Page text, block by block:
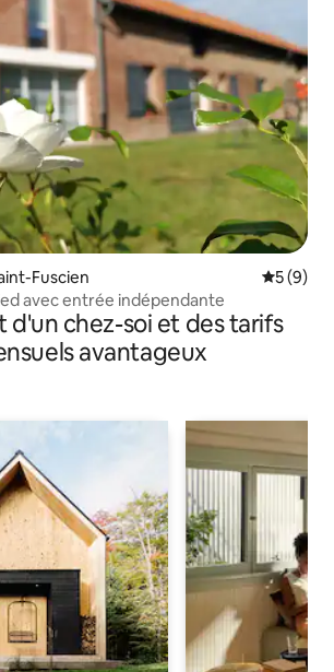
Fuscien
5 (9)
avec entrée indépendante
d'un chez-soi et des tarifs
avantageux